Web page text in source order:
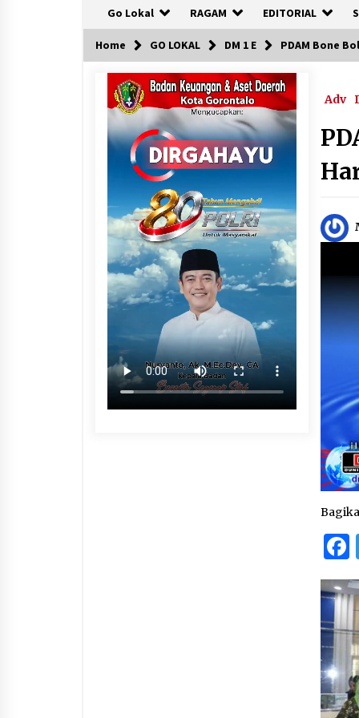
Go Lokal RAGAM EDITORIAL
Home GO LOKAL DM 1 E PDAM Bone
Adv